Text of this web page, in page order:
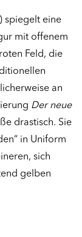
spiegelt eine
mit offenem
Feld, die
an
Der neue
drastisch. Sie
in Uniform
sich
gelben